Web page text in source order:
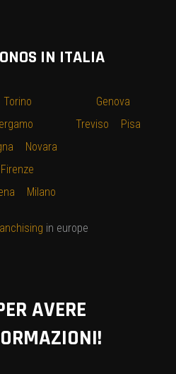
IN ITALIA
Torino
Novara
Firenze
Milano
Genova
Treviso
Pisa
in europe
AVERE